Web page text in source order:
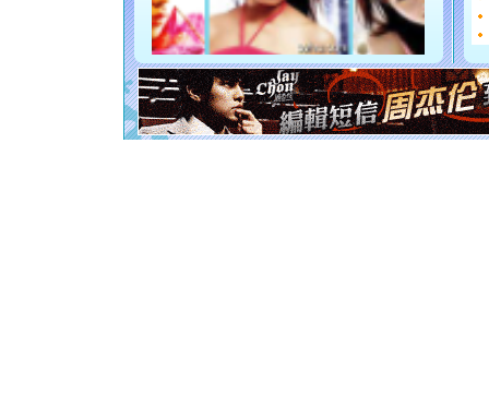
[元旦]
断电。
你是我
[元旦]如
起；二是
离。水晶
[元旦]当
泣，这痛